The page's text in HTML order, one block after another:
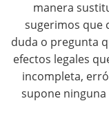
g
manera
sugerimos que
duda o pregunta
efectos legales
incompleta,
supone